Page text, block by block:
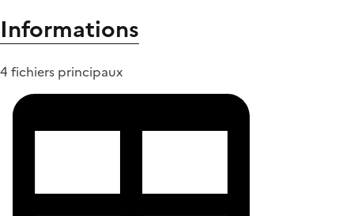
Informations
4 fichiers principaux